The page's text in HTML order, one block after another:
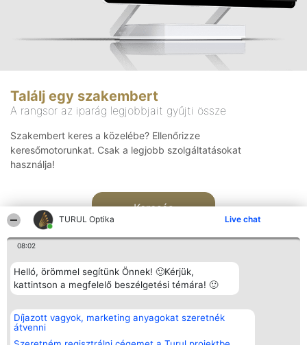
TURUL Optika Live chat
08:02
Helló, örömmel segítünk Önnek! 🙂Kérjük,
kattintson a megfelelő beszélgetési témára! 🙂
Díjazott vagyok, marketing anyagokat szeretnék
átvenni
Találj egy szakembert
A rangsor az iparág legjobbjait gyűjti össze
Szakembert keres a közelébe? Ellenőrizze
keresőmotorunkat. Csak a legjobb szolgáltatásokat
használja!
Keresés
Rangsorszervező
SC Beautiful Company S.R.L.
Bulevardul Aleea Timișul De
Sus Nr. 2, Bl. A30, Sc. A, Et.
Népszavazás
Nyertesek
Elérhetőség
Elérhetőség